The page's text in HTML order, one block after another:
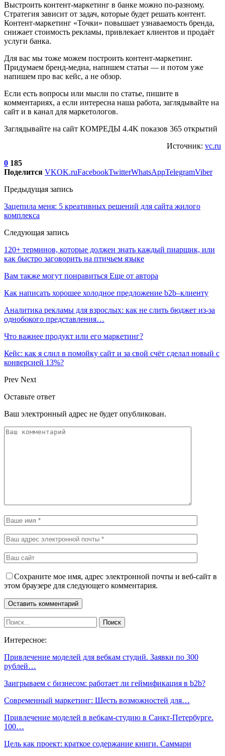
Выстроить контент-маркетинг в банке можно по-разному.
Стратегия зависит от задач, которые будет решать контент.
Контент-маркетинг «Точки» повышает узнаваемость бренда,
снижает стоимость рекламы, привлекает клиентов и продаёт
услуги банка.
Для вас мы тоже можем построить контент-маркетинг.
Придумаем бренд-медиа, напишем статьи — и потом уже
напишем про вас кейс, а не обзор.
Если есть вопросы или мысли по статье, пишите в
комментариях, а если интересна наша работа, заглядывайте на
сайт и в канал для маркетологов.
Заглядывайте на сайт КОМРЕДЫ 4.4K показов 365 открытий
Источник: vc.ru
0 185
Поделится VKOK.ruFacebookTwitterWhatsAppTelegramViber
Предыдущая запись
Зацепила меня: 5 креативных решений для сайта жилого
комплекса
Следующая запись
120+ терминов, которые должен знать каждый пиарщик, или
как быстро заговорить на птичьем языке
Вам также могут понравиться Еще от автора
Как написать хорошее холодное предложение b2b–клиенту
Аналитика рекламы для взрослых: как не слить бюджет из-за
однобокого представления…
Что важнее продукт или его маркетинг?
Кейс: как я слил в помойку сайт и за свой счёт сделал новый с
конверсией 13%?
Prev Next
Оставьте ответ
Ваш электронный адрес не будет опубликован.
Сохраните мое имя, адрес электронной почты и веб-сайт в
этом браузере для следующего комментария.
Интересное:
Привлечение моделей для вебкам студий. Заявки по 300
рублей…
Заигрываем с бизнесом: работает ли геймификация в b2b?
Современный маркетинг: Шесть возможностей для…
Привлечение моделей в вебкам-студию в Санкт-Петербурге.
100…
Цель как проект: краткое содержание книги. Саммари